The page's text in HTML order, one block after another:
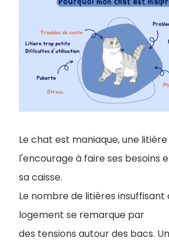
Le chat est maniaque, une
l'encourage à faire ses besoins
sa caisse.
Le nombre de litières insuffisant
logement se remarque par
des tensions autour des bacs.